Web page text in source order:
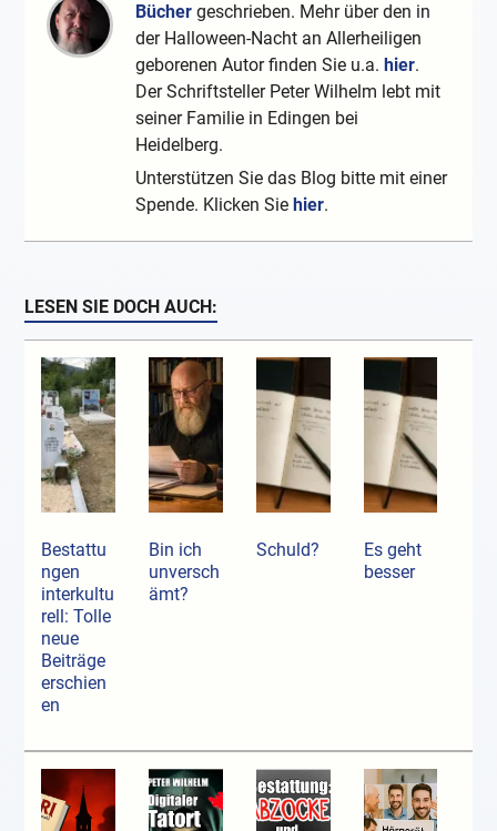
Bücher geschrieben. Mehr über den in
der Halloween-Nacht an Allerheiligen
geborenen Autor finden Sie u.a.hier.
Der Schriftsteller Peter Wilhelm lebt mit
seiner Familie in Edingen bei
Heidelberg.
Unterstützen Sie das Blog bitte mit einer
Spende. Klicken Siehier.
LESEN SIE DOCH AUCH:
Bestattu
ngen
interkultu
rell: Tolle
neue
Beiträge
erschien
en
Bin ich
unversch
ämt?
Schuld?
Es geht
besser